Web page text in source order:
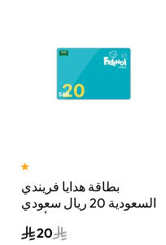
بطاقة هدايا فريندي
السعودية 20 ريال سعودي
أزرق
20